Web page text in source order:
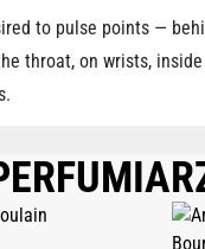
to pulse points —
throat, on wrists,
(PARFUM), WATER
BENZYL
LIMONENE, LINALOOL.